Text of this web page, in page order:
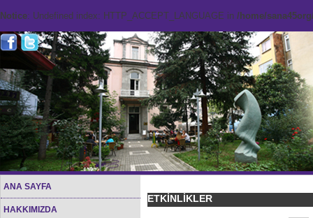
Notice: Undefined index: HTTP_ACCEPT_LANGUAGE in /home/
ANA SAYFA
HAKKIMIZDA
ETKİNLİKLER